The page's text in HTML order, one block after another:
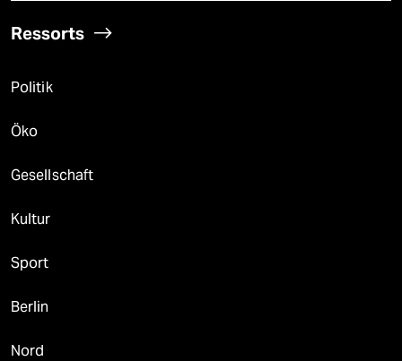
Ressorts
Politik
Öko
Gesellschaft
Kultur
Sport
Berlin
Nord